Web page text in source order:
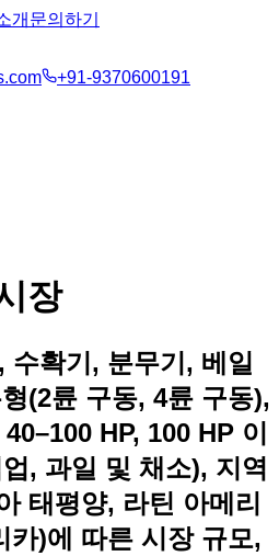
개 문의하기
+91-9370600191
장
수확기, 분무기, 베일
(2륜 구동, 4륜 구동),
HP, 100 HP 이
, 과일 및 채소), 지역
태평양, 라틴 아메리
카)에 따른 시장 규모,